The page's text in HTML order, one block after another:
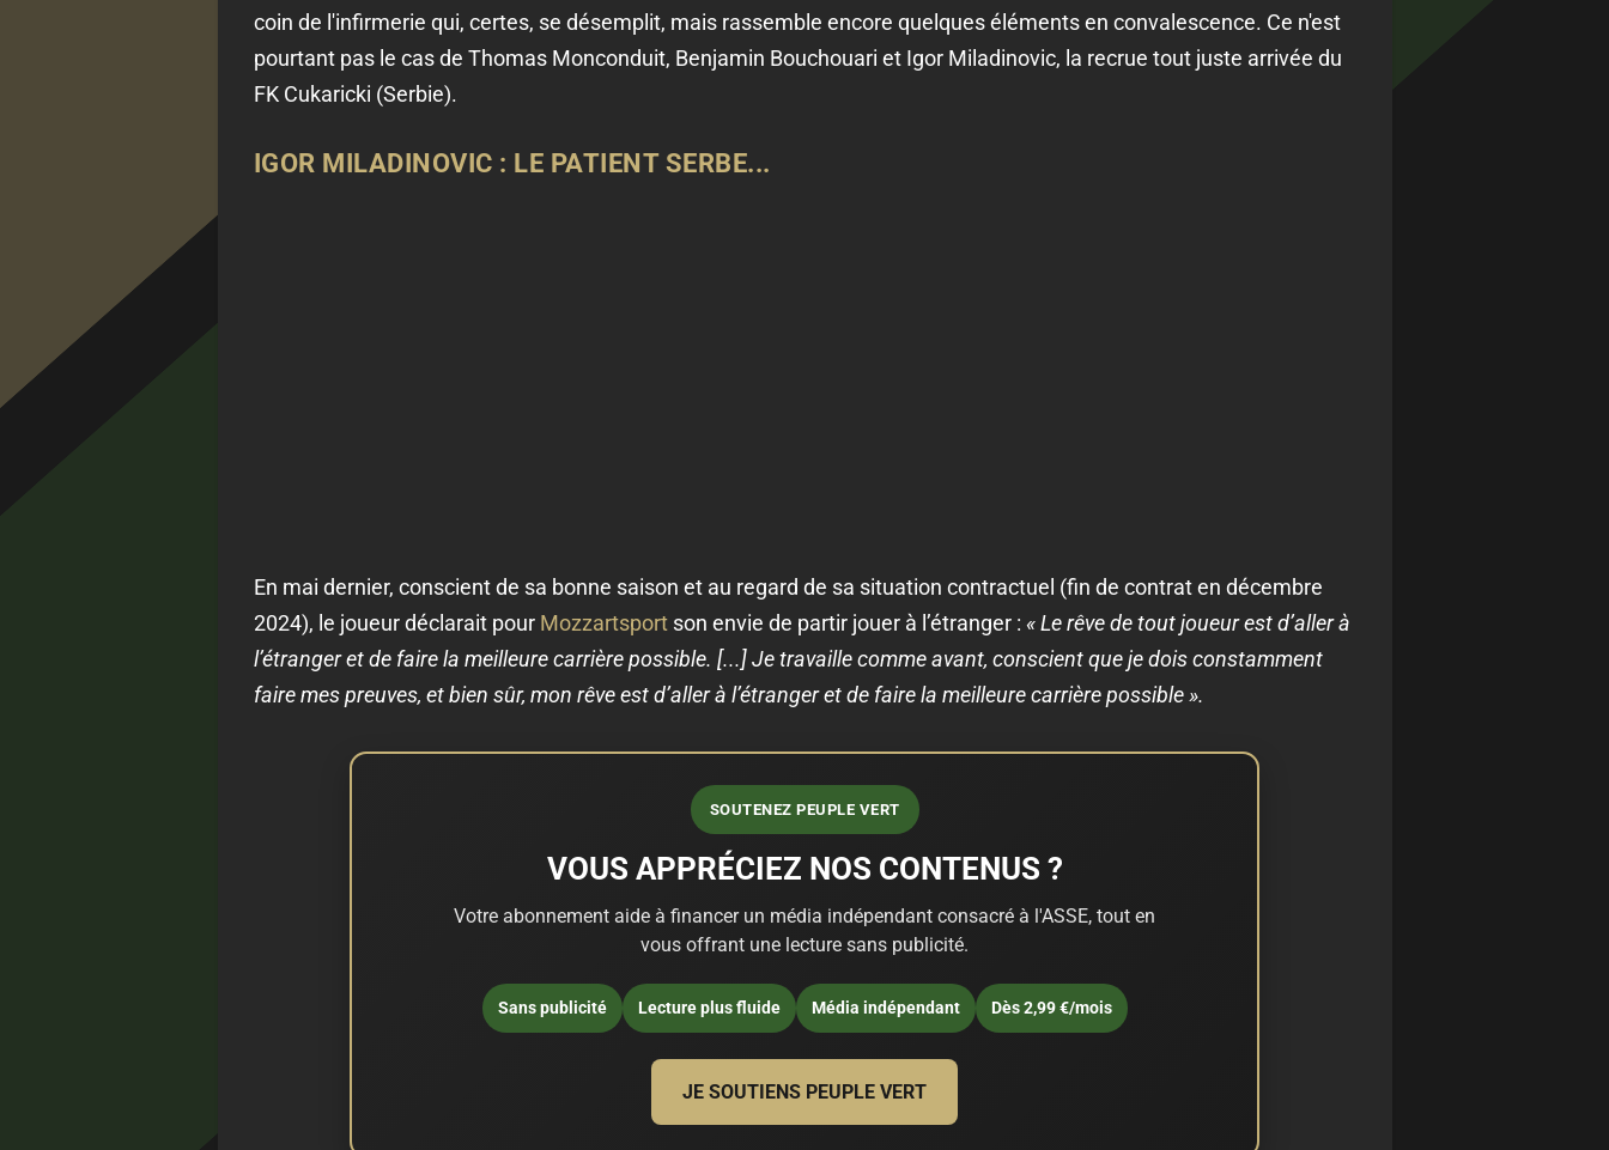
coin de l'infirmerie qui, certes, se désemplit, mais rassemble encore quelques éléments en convalescence. Ce n'est
pourtant pas le cas de Thomas Monconduit, Benjamin Bouchouari et Igor Miladinovic, la recrue tout juste arrivée du
FK Cukaricki (Serbie).
IGOR MILADINOVIC : LE PATIENT SERBE...
En mai dernier, conscient de sa bonne saison et au regard de sa situation contractuel (fin de contrat en décembre
2024), le joueur déclarait pour Mozzartsportson envie de partir jouer à l’étranger : « Le rêve de tout joueur est d’aller à
l’étranger et de faire la meilleure carrière possible. [...] Je travaille comme avant, conscient que je dois constamment
faire mes preuves, et bien sûr, mon rêve est d’aller à l’étranger et de faire la meilleure carrière possible ».
SOUTENEZ PEUPLE VERT
VOUS APPRÉCIEZ NOS CONTENUS ?
Votre abonnement aide à financer un média indépendant consacré à l'ASSE, tout en
vous offrant une lecture sans publicité.
Sans publicité Lecture plus fluide Média indépendant Dès 2,99 €/mois
JE SOUTIENS PEUPLE VERT